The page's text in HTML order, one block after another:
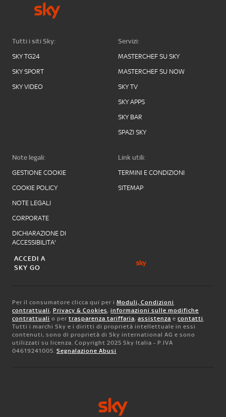
Tutti i siti Sky:
SKY TG24
SKY SPORT
SKY VIDEO
Servizi:
MASTERCHEF SU SKY
MASTERCHEF SU NOW
SKY TV
SKY APPS
SKY BAR
SPAZI SKY
Note legali:
GESTIONE COOKIE
COOKIE POLICY
NOTE LEGALI
CORPORATE
DICHIARAZIONE DI
ACCESSIBILITA'
Link utili:
TERMINI E CONDIZIONI
SITEMAP
ACCEDI A
SKY GO
Per il consumatore clicca qui per i Moduli, Condizioni
contrattuali, Privacy & Cookies, informazioni sulle modifiche
contrattuali o per trasparenza tariffaria, assistenza e contatti.
Tutti i marchi Sky e i diritti di proprietà intellettuale in essi
contenuti, sono di proprietà di Sky international AG e sono
utilizzati su licenza. Copyright 2025 Sky Italia - P.IVA
04619241005. Segnalazione Abusi